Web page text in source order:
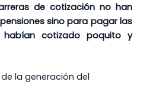
de cotización no han
sino para pagar las
cotizado poquito y
la generación del